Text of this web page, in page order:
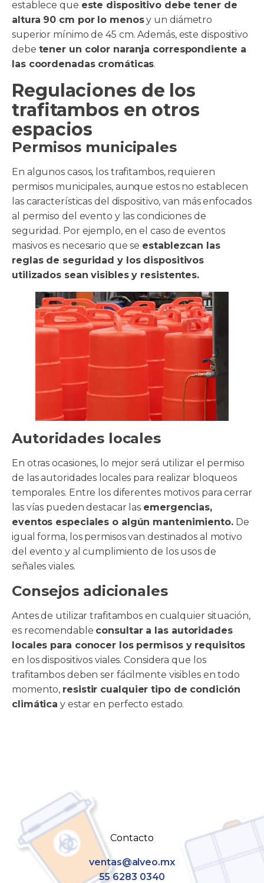
establece que este dispositivo debe tener de
altura 90 cm por lo menosy un diámetro
superior mínimo de 45 cm. Además, este dispositivo
debe tener un color naranja correspondiente a
las coordenadas cromáticas.
Regulaciones de los
trafitambos en otros
espacios
Permisos municipales
En algunos casos, los trafitambos, requieren
permisos municipales, aunque estos no establecen
las características del dispositivo, van más enfocados
al permiso del evento y las condiciones de
seguridad. Por ejemplo, en el caso de eventos
masivos es necesario que se establezcan las
reglas de seguridad y los dispositivos
utilizados sean visibles y resistentes.
Autoridades locales
En otras ocasiones, lo mejor será utilizar el permiso
de las autoridades locales para realizar bloqueos
temporales. Entre los diferentes motivos para cerrar
las vías pueden destacar las emergencias,
eventos especiales o algún mantenimiento.De
igual forma, los permisos van destinados al motivo
del evento y al cumplimiento de los usos de
señales viales.
Consejos adicionales
Antes de utilizar trafitambos en cualquier situación,
es recomendable consultar a las autoridades
locales para conocer los permisos y requisitos
en los dispositivos viales. Considera que los
trafitambos deben ser fácilmente visibles en todo
momento, resistir cualquier tipo de condición
climática y estar en perfecto estado.
Contacto
ventas@alveo.mx
55 6283 0340